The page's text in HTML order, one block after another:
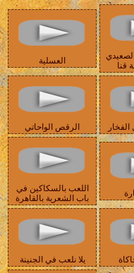
قنا
العسلية
الرقص الواحاتي
اللعب بالسكاكين في
باب الشعرية بالقاهرة
يلا نلعب في الجنينة